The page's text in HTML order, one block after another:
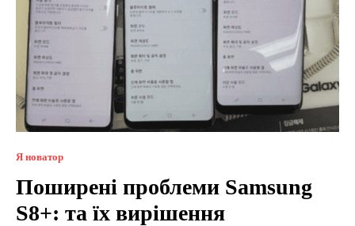
Я новатор
Поширені проблеми Samsung
S8+: та їх вирішення